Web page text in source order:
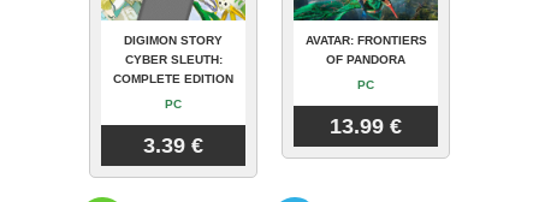
DIGIMON STORY
CYBER SLEUTH:
COMPLETE EDITION
PC
3.39 €
AVATAR: FRONTIERS
OF PANDORA
PC
13.99 €